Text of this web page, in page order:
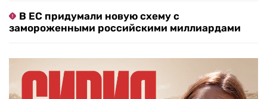
В ЕС придумали новую схему с
замороженными российскими миллиардами